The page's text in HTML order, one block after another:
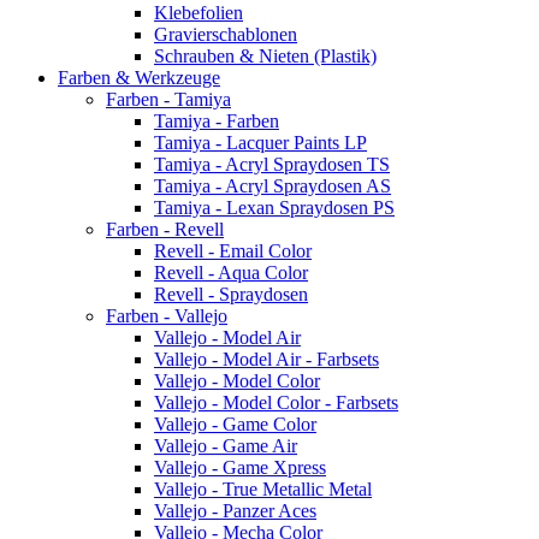
Klebefolien
Gravierschablonen
Schrauben & Nieten (Plastik)
Farben & Werkzeuge
Farben - Tamiya
Tamiya - Farben
Tamiya - Lacquer Paints LP
Tamiya - Acryl Spraydosen TS
Tamiya - Acryl Spraydosen AS
Tamiya - Lexan Spraydosen PS
Farben - Revell
Revell - Email Color
Revell - Aqua Color
Revell - Spraydosen
Farben - Vallejo
Vallejo - Model Air
Vallejo - Model Air - Farbsets
Vallejo - Model Color
Vallejo - Model Color - Farbsets
Vallejo - Game Color
Vallejo - Game Air
Vallejo - Game Xpress
Vallejo - True Metallic Metal
Vallejo - Panzer Aces
Vallejo - Mecha Color